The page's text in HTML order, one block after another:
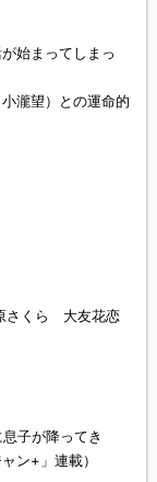
始まってしまっ
瀧望）との運命的
さくら 大友花恋
子が降ってき
ン+」連載）